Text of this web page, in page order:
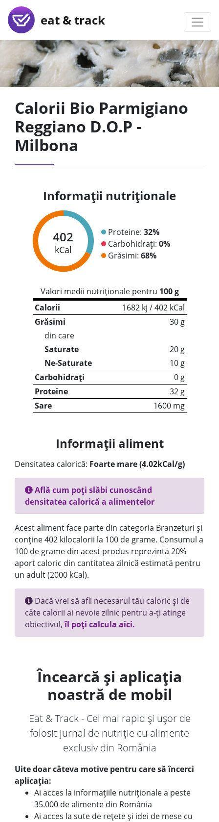
eat & track
Calorii Bio Parmigiano
Reggiano D.O.P -
Milbona
Informații nutriționale
402
kCal
Proteine: 32%
Carbohidrați: 0%
Grăsimi: 68%
Valori medii nutriționale pentru 100 g
Calorii
1682 kj / 402 kCal
Grăsimi
30 g
din care
Saturate
20 g
Ne-Saturate
10 g
Carbohidrați
0 g
Proteine
32 g
Sare
1600 mg
Informații aliment
Densitatea calorică: Foarte mare (4.02kCal/g)
Află cum poți slăbi cunoscând
densitatea calorică a alimentelor
Acest aliment face parte din categoria Branzeturi și
conține 402 kilocalorii la 100 de grame. Consumul a
100 de grame din acest produs reprezintă 20%
aport caloric din cantitatea zilnică estimată pentru
un adult (2000 kCal).
Dacă vrei să afli necesarul tău caloric și de
câte calorii ai nevoie zilnic pentru a-ți atinge
obiectivul,îl poți calcula aici.
Încearcă și aplicația
noastră de mobil
Eat & Track - Cel mai rapid și ușor de
folosit jurnal de nutriție cu alimente
exclusiv din România
Uite doar câteva motive pentru care să încerci
aplicația:
Ai acces la informațiile nutriționale a peste
35.000 de alimente din România
Ai acces la sute de rețete și idei de mese cu